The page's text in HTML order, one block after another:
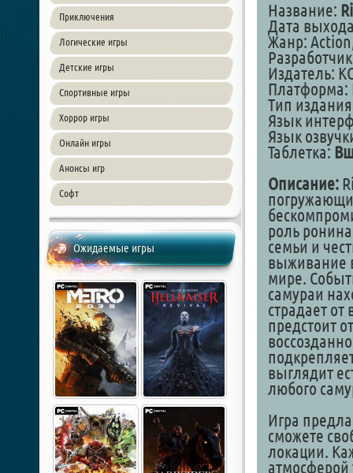
Приключения
Логические игры
Детские игры
Спортивные игры
Хоррор игры
Онлайн игры
Анонсы игр
Софт
Ожидаемые игры
Название:
Дата
Жанр:
Издатель:
Платформа:
Тип
Язык
Язык
Таблетка:
Описание:
роль
семьи и
выживание
мире.
самураи
страдает
предстоит
выглядит
любого
Игра
сможете
локации.